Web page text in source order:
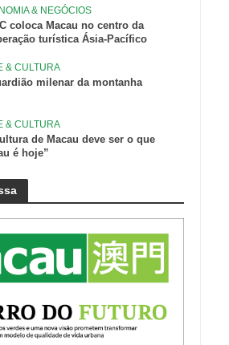
& NEGÓCIOS
coloca Macau no centro da
turística Ásia-Pacífico
& CULTURA
milenar da montanha
& CULTURA
de Macau deve ser o que
é hoje”